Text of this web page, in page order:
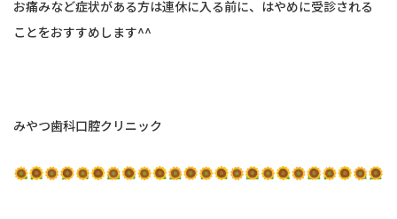
お痛みなど症状がある方は連休に入る前に、はやめに受診される
ことをおすすめします^^
みやつ歯科口腔クリニック